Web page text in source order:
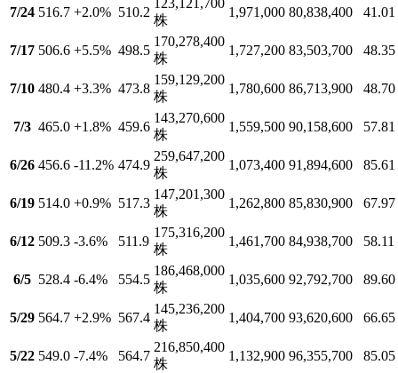
7/24 516.7 +2.0% 510.2
123,121,700
株
1,971,000 80,838,400 41.01
7/17 506.6 +5.5% 498.5
170,278,400
株
1,727,200 83,503,700 48.35
7/10 480.4 +3.3% 473.8
159,129,200
株
1,780,600 86,713,900 48.70
7/3 465.0 +1.8% 459.6
143,270,600
株
1,559,500 90,158,600 57.81
6/26 456.6 -11.2% 474.9
259,647,200
株
1,073,400 91,894,600 85.61
6/19 514.0 +0.9% 517.3
147,201,300
株
1,262,800 85,830,900 67.97
6/12 509.3 -3.6% 511.9
175,316,200
株
1,461,700 84,938,700 58.11
6/5 528.4 -6.4% 554.5
186,468,000
株
1,035,600 92,792,700 89.60
5/29 564.7 +2.9% 567.4
145,236,200
株
1,404,700 93,620,600 66.65
5/22 549.0 -7.4% 564.7
216,850,400
株
1,132,900 96,355,700 85.05